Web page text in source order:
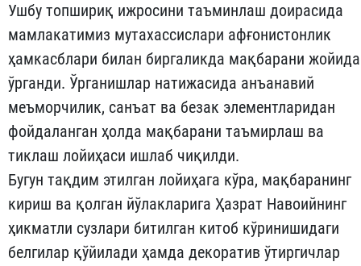
Ушбу топшириқ ижросини таъминлаш доирасида
мамлакатимиз мутахассислари афғонистонлик
ҳамкасблари билан биргаликда мақбарани жойида
ўрганди. Ўрганишлар натижасида анъанавий
меъморчилик, санъат ва безак элементларидан
фойдаланган ҳолда мақбарани таъмирлаш ва
тиклаш лойиҳаси ишлаб чиқилди.
Бугун тақдим этилган лойиҳага кўра, мақбаранинг
кириш ва қолган йўлакларига Ҳазрат Навоийнинг
ҳикматли сузлари битилган китоб кўринишидаги
белгилар қўйилади ҳамда декоратив ўтиргичлар